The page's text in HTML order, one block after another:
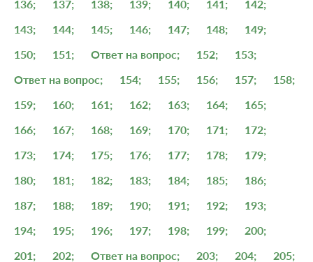
136;
137; 138; 139; 140; 141;
142;
143;
144; 145; 146; 147; 148;
149;
150;
151; Ответ на вопрос; 152;
153;
Ответ на вопрос;
154; 155; 156; 157;
158;
159;
160; 161; 162; 163; 164;
165;
166;
167; 168; 169; 170; 171;
172;
173;
174; 175; 176; 177; 178;
179;
180;
181; 182; 183; 184; 185;
186;
187;
188; 189; 190; 191; 192;
193;
194;
195; 196; 197; 198; 199;
200;
201;
202; Ответ на вопрос; 203; 204; 205;